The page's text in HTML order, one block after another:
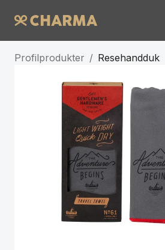
Profilprodukter / Resehandduk